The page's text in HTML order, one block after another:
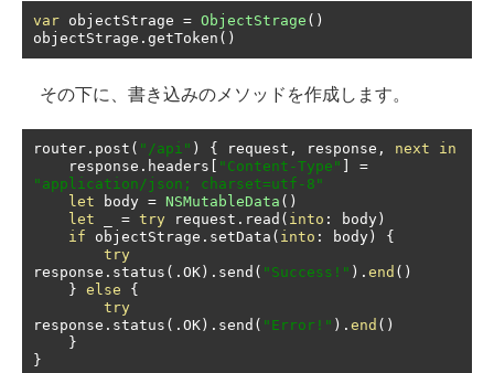
var objectStrage = ObjectStrage ()
objectStrage . getToken ()
その下に、書き込みのメソッドを作成します。
router . post ( "/api" ) { request , response , next
in
    response
. headers "Content-Type"
=
"application/json; charset=utf-8"
let body = NSMutableData ()
let
= try request . read ( into : body )
if objectStrage . setData ( into : body )
{
try
response . status (. OK ). send ( "Success!" ). end ()
} else
{
try
response . status (. OK ). send ( "Error!" ). end ()
}
}